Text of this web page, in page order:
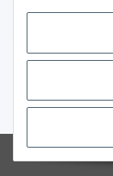
* Alle Preise inkl.